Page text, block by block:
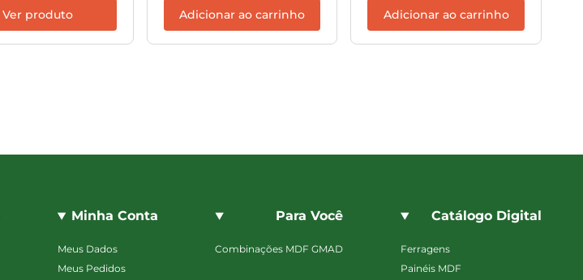
Ver produto Adicionar ao carrinho Adicionar ao carrinho
Minha Conta
Meus Dados
Meus Pedidos
Para Você
Combinações MDF GMAD
Catálogo Digital
Ferragens
Painéis MDF